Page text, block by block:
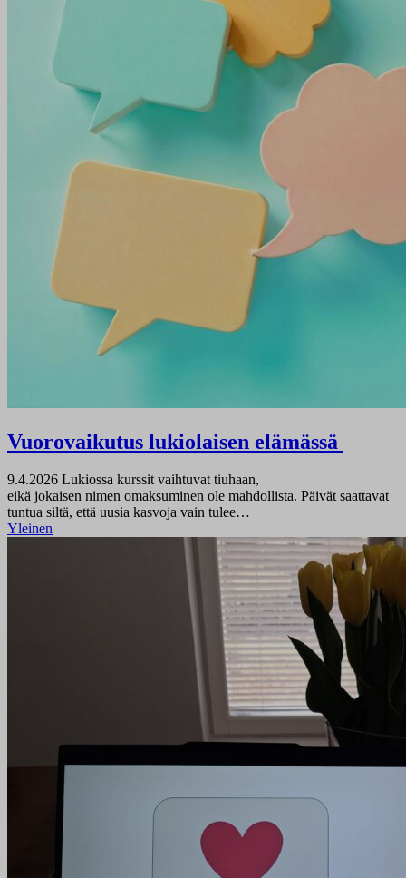
Vuorovaikutus lukiolaisen elämässä
9.4.2026 Lukiossa kurssit vaihtuvat tiuhaan,
eikä jokaisen nimen omaksuminen ole mahdollista. Päivät saattavat
tuntua siltä, että uusia kasvoja vain tulee…
Yleinen